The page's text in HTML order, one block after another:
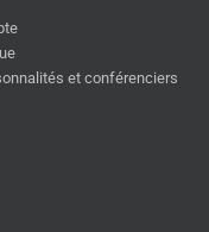
et conférenciers